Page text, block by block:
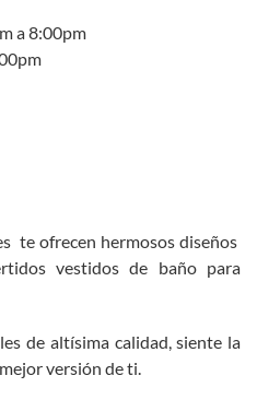
a 8:00pm
te ofrecen hermosos diseños
vestidos de baño para
de altísima calidad, siente la
versión de ti.